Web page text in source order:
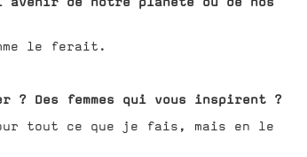
le ferait.
? Des femmes qui vous inspirent ?
pour tout ce que je fais, mais en le